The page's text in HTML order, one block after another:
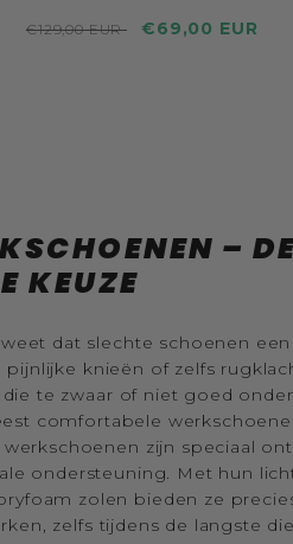
Reguliere
€129,00 EUR
Actie
€69,00 EUR
–
KEUZE
dat slechte schoenen
knieën of zelfs
te zwaar of niet goed
comfortabele
zijn speciaal
ondersteuning. Met hun
zolen bieden ze
zelfs tijdens de langste